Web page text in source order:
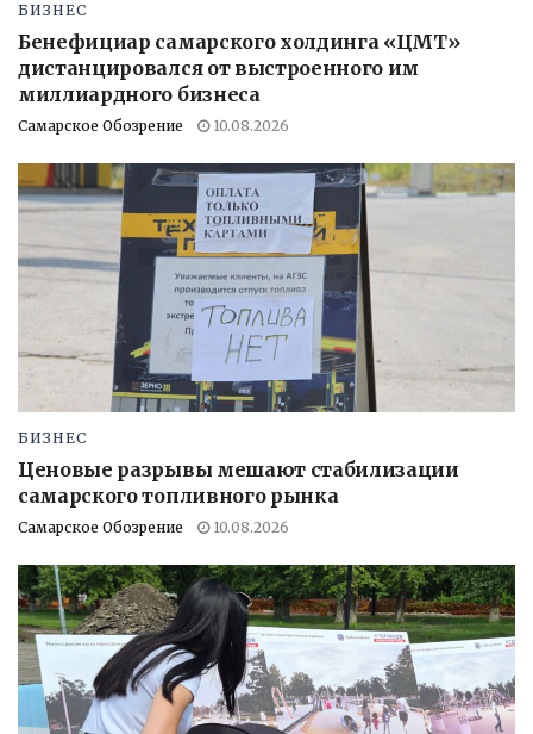
БИЗНЕС
Бенефициар самарского холдинга «ЦМТ»
дистанцировался от выстроенного им
миллиардного бизнеса
Самарское Обозрение 10.08.2026
БИЗНЕС
Ценовые разрывы мешают стабилизации
самарского топливного рынка
Самарское Обозрение 10.08.2026